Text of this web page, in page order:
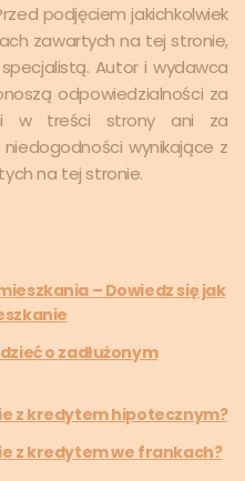
podjęciem jakichkolwiek
zawartych na tej stronie,
Autor i wydawca
odpowiedzialności za
w treści strony ani za
wynikające z
na tej stronie.
– Dowiedz się jak
o zadłużonym
z kredytem hipotecznym?
z kredytem we frankach?